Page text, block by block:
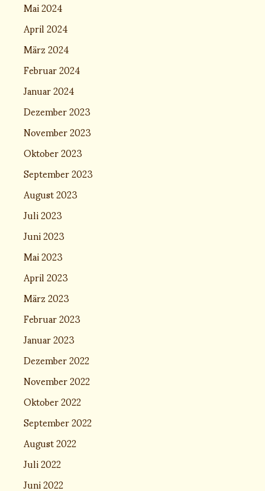
Mai 2024
April 2024
März 2024
Februar 2024
Januar 2024
Dezember 2023
November 2023
Oktober 2023
September 2023
August 2023
Juli 2023
Juni 2023
Mai 2023
April 2023
März 2023
Februar 2023
Januar 2023
Dezember 2022
November 2022
Oktober 2022
September 2022
August 2022
Juli 2022
Juni 2022